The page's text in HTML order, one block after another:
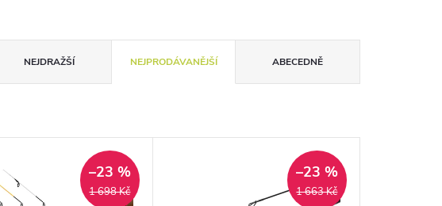
NEJDRAŽŠÍ NEJPRODÁVANĚJŠÍ ABECEDNĚ
1 698 Kč
–23 %
1 663 Kč
–23 %